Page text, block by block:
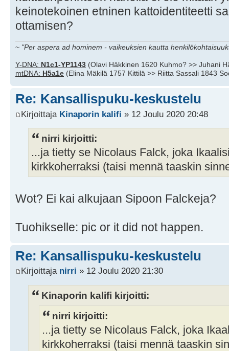
keinotekoinen etninen kattoidentiteetti
ottamisen?
~ "Per aspera ad hominem - vaikeuksien kautta
Y-DNA: N1c1-YP1143 (Olavi Häkkinen 1620 Kuhmo? >> Juhani
mtDNA: H5a1e (Elina Mäkilä 1757 Kittilä >> Riitta Sassali 1843
Re: Kansallispuku-keskustelu
Kirjoittaja Kinaporin kalifi » 12 Joulu 2020 20:48
nirri kirjoitti:
...ja tietty se Nicolaus Falck, joka
kirkkoherraksi (taisi mennä taaskin
Wot? Ei kai alkujaan Sipoon Falckeja?
Tuohikselle: pic or it did not happen.
Re: Kansallispuku-keskustelu
Kirjoittaja nirri » 12 Joulu 2020 21:30
Kinaporin kalifi kirjoitti:
nirri kirjoitti:
...ja tietty se Nicolaus Falck, joka
kirkkoherraksi (taisi mennä taaskin